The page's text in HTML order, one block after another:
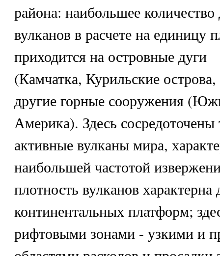
района: наибольшее
вулканов в расчете на единицу
приходится на островные дуги
(Камчатка, Курильские
другие горные сооружения
Америка). Здесь сосредоточены
активные вулканы мира,
наибольшей частотой
плотность вулканов характерна
континентальных платформ;
рифтовыми зонами - узкими и